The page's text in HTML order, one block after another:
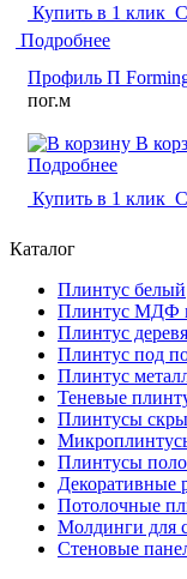
Купить в 1 клик
Подробнее
Профиль П
пог.м
В
Подробнее
Купить в 1 клик
Каталог
Плинтус белый
Плинтус МДФ
Плинтус
Плинтус под
Плинтус
Теневые
Плинтусы
Плинтусы
Декоративные
Потолочные
Молдинги для
Стеновые